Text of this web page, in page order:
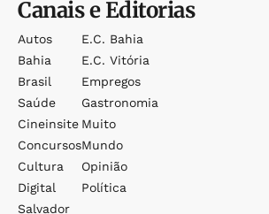
Canais e Editorias
Autos
Bahia
Brasil
Saúde
Cineinsite
Concursos
Cultura
Digital
Salvador
E.c. Bahia
E.c. Vitória
Empregos
Gastronomia
Muito
Mundo
Opinião
Política